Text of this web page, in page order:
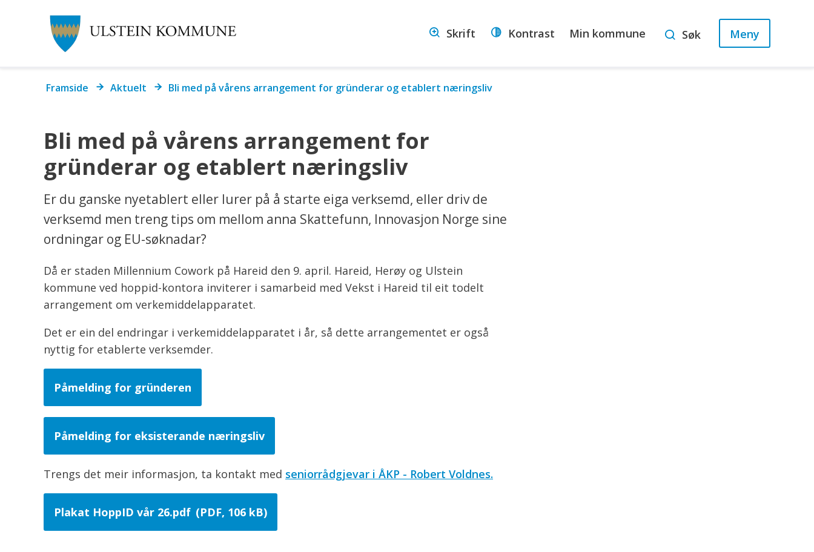
Skrift Kontrast Min kommune Søk Meny
Du
Framside Aktuelt Bli med på vårens arrangement for gründerar og etablert næringsliv
Bli med på vårens arrangement for
gründerar og etablert næringsliv
Er du ganske nyetablert eller lurer på å starte eiga verksemd, eller driv de
verksemd men treng tips om mellom anna Skattefunn, Innovasjon Norge sine
ordningar og EU-søknadar?
Då er staden Millennium Cowork på Hareid den 9. april. Hareid, Herøy og Ulstein
kommune ved hoppid-kontora inviterer i samarbeid med Vekst i Hareid til eit todelt
arrangement om verkemiddelapparatet.
Det er ein del endringar i verkemiddelapparatet i år, så dette arrangementet er også
nyttig for etablerte verksemder.
Påmelding for gründeren
Påmelding for eksisterande næringsliv
Trengs det meir informasjon, ta kontakt med seniorrådgjevar i ÅKP - Robert Voldnes.
Plakat HoppID vår 26.pdf (PDF, 106 kB)